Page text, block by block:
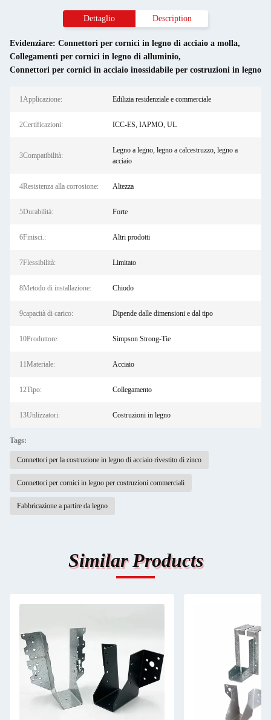
Dettaglio Description
Evidenziare: Connettori per cornici in legno di acciaio a molla,
Collegamenti per cornici in legno di alluminio,
Connettori per cornici in acciaio inossidabile per costruzioni in legno
1Applicazione: Edilizia residenziale e commerciale
2Certificazioni: ICC-ES, IAPMO, UL
3Compatibilità:
Legno a legno, legno a calcestruzzo, legno a
acciaio
4Resistenza alla corrosione: Altezza
5Durabilità: Forte
6Finisci.: Altri prodotti
7Flessibilità: Limitato
8Metodo di installazione: Chiodo
9capacità di carico: Dipende dalle dimensioni e dal tipo
10Produttore: Simpson Strong-Tie
11Materiale: Acciaio
12Tipo: Collegamento
13Utilizzatori: Costruzioni in legno
Tags:
Connettori per la costruzione in legno di acciaio rivestito di zinco
Connettori per cornici in legno per costruzioni commerciali
Fabbricazione a partire da legno
Similar Products